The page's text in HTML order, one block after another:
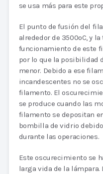
se usa más para este
El punto de fusión del
alrededor de 3500oC, y
funcionamiento de este
por lo que la posibilidad
menor. Debido a ese
incandescentes no se
filamento. El
se produce cuando las
filamento se depositan
bombilla de vidrio
durante las operaciones.
Este oscurecimiento se
larga vida de la lámpara.